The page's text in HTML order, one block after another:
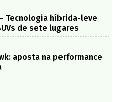
Tecnologia híbrida-leve
de sete lugares
aposta na performance